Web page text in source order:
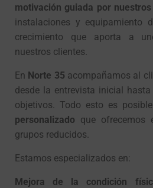
motivación guiada por
instalaciones y equipamiento
crecimiento que aporta a
nuestros clientes.
En Norte 35 acompañamos al
desde la entrevista inicial
objetivos. Todo esto es
personalizado que ofrecemos
grupos reducidos.
Estamos especializados en:
Mejora de la condición